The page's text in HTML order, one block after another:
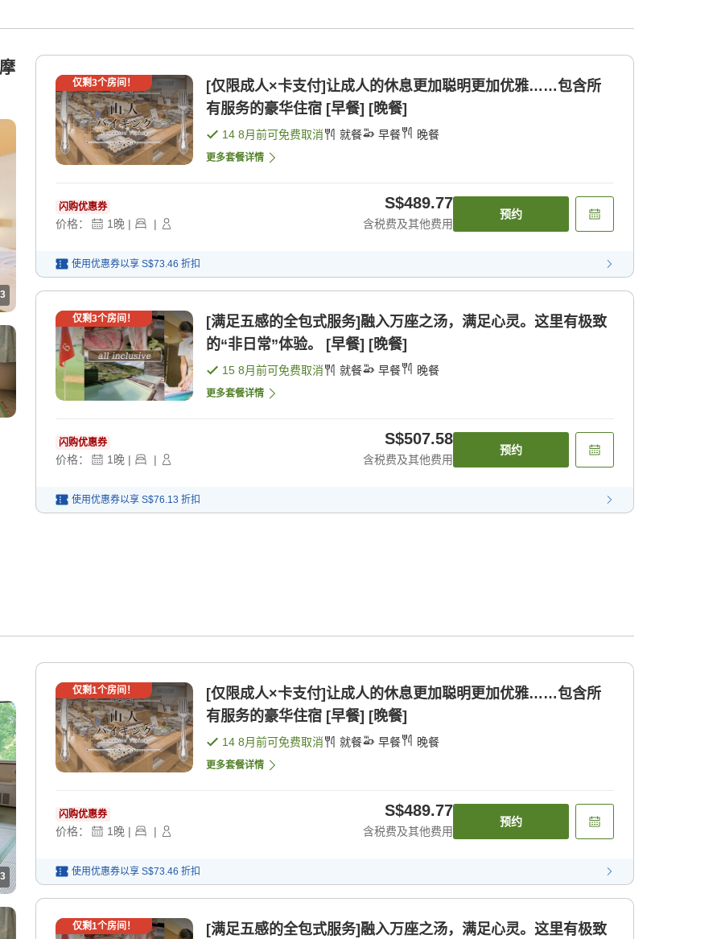
3
仅剩3个房间！
[仅限成人×卡支付]让成人的休息更加聪明更加优雅……包含所
有服务的豪华住宿 [早餐] [晚餐]
14 8月前可免费取消 就餐 早餐 晚餐
更多套餐详情
闪购优惠券
价格： 1 晚 | |
S$489.77
含税费及其他费用
预约
使用优惠券以享 S$73.46 折扣
仅剩3个房间！
[满足五感的全包式服务]融入万座之汤，满足心灵。这里有极致
的“非日常”体验。 [早餐] [晚餐]
15 8月前可免费取消 就餐 早餐 晚餐
更多套餐详情
闪购优惠券
价格： 1 晚 | |
S$507.58
含税费及其他费用
预约
使用优惠券以享 S$76.13 折扣
3
仅剩1个房间！
[仅限成人×卡支付]让成人的休息更加聪明更加优雅……包含所
有服务的豪华住宿 [早餐] [晚餐]
14 8月前可免费取消 就餐 早餐 晚餐
更多套餐详情
闪购优惠券
价格： 1 晚 | |
S$489.77
含税费及其他费用
预约
使用优惠券以享 S$73.46 折扣
仅剩1个房间！ [满足五感的全包式服务]融入万座之汤，满足心灵。这里有极致